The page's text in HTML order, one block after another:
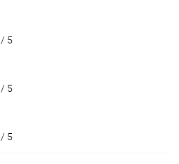
5
5
5